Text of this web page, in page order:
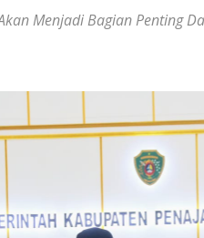
Menjadi Bagian Penting